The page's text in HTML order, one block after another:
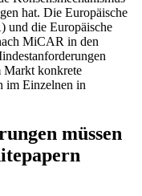
hat. Die Europäische
und die Europäische
MiCAR in den
Markt konkrete
im Einzelnen in
müssen